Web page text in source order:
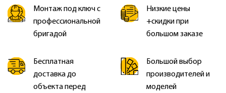
Монтаж под ключ с
профессиональной
бригадой
Низкие цены
+скидки при
большом заказе
Бесплатная
доставка до
объекта перед
Большой выбор
производителей и
моделей